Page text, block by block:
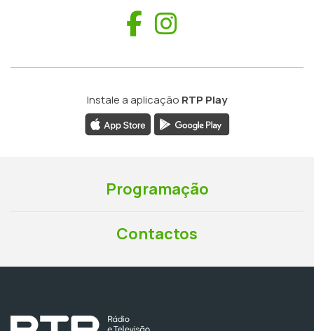
Facebook
Instale a aplicação RTP Play
Programação
Contactos